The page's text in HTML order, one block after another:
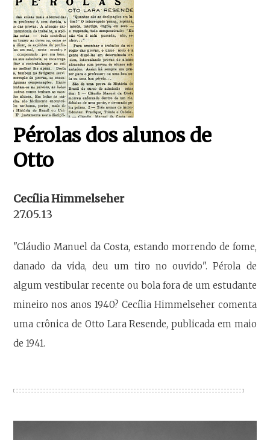
Pérolas dos alunos de
Otto
Cecília Himmelseher
27.05.13
"Cláudio Manuel da Costa, estando morrendo de fome,
danado da vida, deu um tiro no ouvido". Pérola de
algum vestibular recente ou bola fora de um estudante
mineiro nos anos 1940? Cecília Himmelseher comenta
uma crônica de Otto Lara Resende, publicada em maio
de 1941.